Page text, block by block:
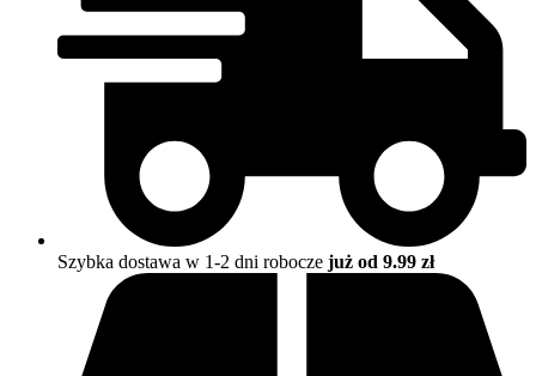
Szybka dostawa w 1-2 dni robocze już od 9.99 zł